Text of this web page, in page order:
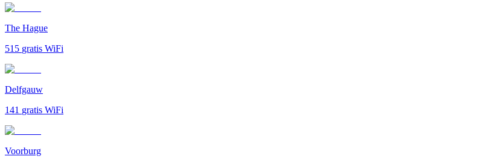
The Hague
515 gratis WiFi
Delfgauw
141 gratis WiFi
Voorburg